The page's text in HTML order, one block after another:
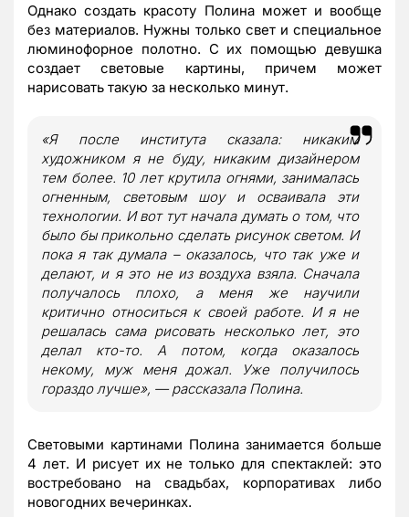
Однако создать красоту Полина может и вообще
без материалов. Нужны только свет и специальное
люминофорное полотно. С их помощью девушка
создает световые картины, причем может
нарисовать такую за несколько минут.
«Я после института сказала: никаким
художником я не буду, никаким дизайнером
тем более. 10 лет крутила огнями, занималась
огненным, световым шоу и осваивала эти
технологии. И вот тут начала думать о том, что
было бы прикольно сделать рисунок светом. И
пока я так думала – оказалось, что так уже и
делают, и я это не из воздуха взяла. Сначала
получалось плохо, а меня же научили
критично относиться к своей работе. И я не
решалась сама рисовать несколько лет, это
делал кто-то. А потом, когда оказалось
некому, муж меня дожал. Уже получилось
гораздо лучше», — рассказала Полина.
Световыми картинами Полина занимается больше
4 лет. И рисует их не только для спектаклей: это
востребовано на свадьбах, корпоративах либо
новогодних вечеринках.